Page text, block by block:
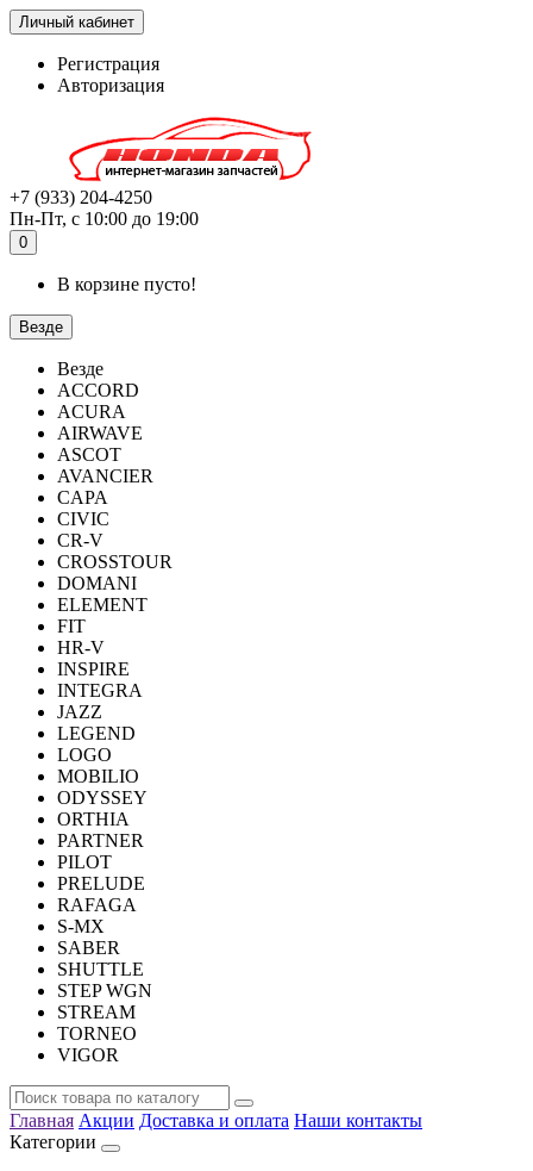
Личный кабинет
Регистрация
Авторизация
+7 (933) 204-4250
Пн-Пт, с 10:00 до 19:00
0
В корзине пусто!
Везде
Везде
ACCORD
ACURA
AIRWAVE
ASCOT
AVANCIER
CAPA
CIVIC
CR-V
CROSSTOUR
DOMANI
ELEMENT
FIT
HR-V
INSPIRE
INTEGRA
JAZZ
LEGEND
LOGO
MOBILIO
ODYSSEY
ORTHIA
PARTNER
PILOT
PRELUDE
RAFAGA
S-MX
SABER
SHUTTLE
STEP WGN
STREAM
TORNEO
VIGOR
Главная Акции Доставка и оплата Наши контакты
Категории